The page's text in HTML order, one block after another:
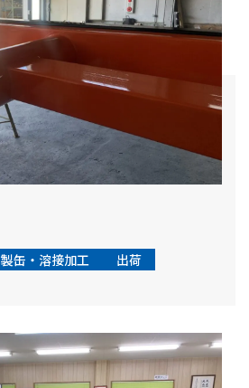
製缶・溶接加工
出荷